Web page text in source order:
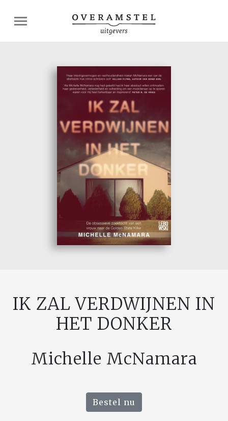
IK ZAL VERDWIJNEN IN
HET DONKER
Michelle McNamara
Bestel nu